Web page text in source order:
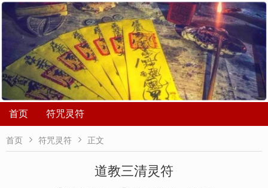
首页 符咒灵符
首页  符咒灵符  正文
道教三清灵符